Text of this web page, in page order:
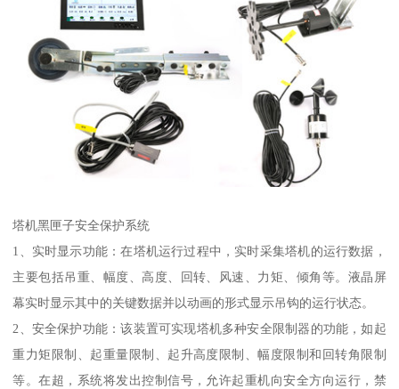
塔机黑匣子安全保护系统
1、实时显示功能：在塔机运行过程中，实时采集塔机的运行数据，
主要包括吊重、幅度、高度、回转、风速、力矩、倾角等。液晶屏
幕实时显示其中的关键数据并以动画的形式显示吊钩的运行状态。
2、安全保护功能：该装置可实现塔机多种安全限制器的功能，如起
重力矩限制、起重量限制、起升高度限制、幅度限制和回转角限制
等。在超，系统将发出控制信号，允许起重机向安全方向运行，禁